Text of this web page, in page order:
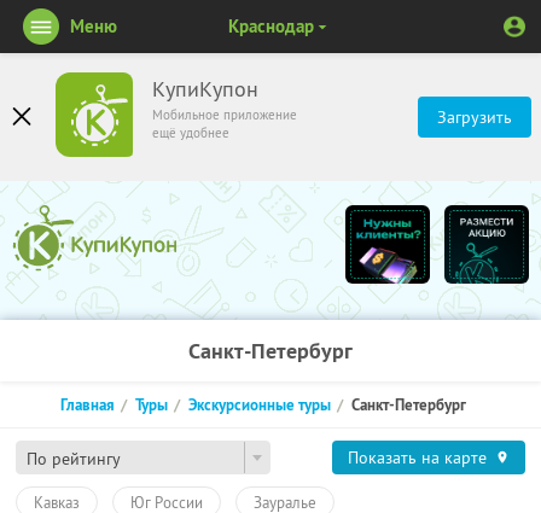
КупиКупон
Мобильное приложение
ещё удобнее
Загрузить
Меню Краснодар
Санкт-Петербург
По рейтингу
Главная Туры Экскурсионные туры Санкт-Петербург
Показать на карте
Кавказ Юг России Зауралье